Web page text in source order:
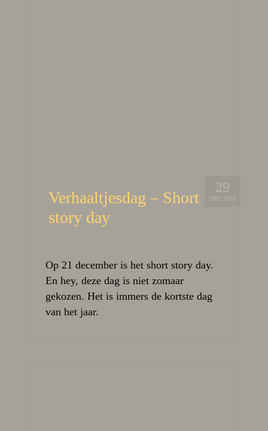
29
MRT 2026
Verhaaltjesdag – Short
story day
Op 21 december is het short story day.
En hey, deze dag is niet zomaar
gekozen. Het is immers de kortste dag
van het jaar.